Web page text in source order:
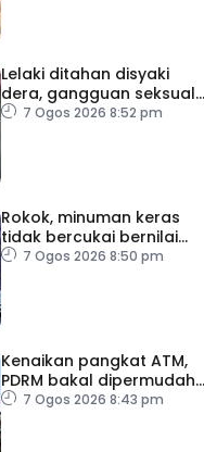
Lelaki ditahan disyaki
dera, gangguan seksual
dua anak kandung
7 Ogos 2026 8:52 pm
Rokok, minuman keras
tidak bercukai bernilai
lebih RM64,000 dirampas
7 Ogos 2026 8:50 pm
Kenaikan pangkat ATM,
PDRM bakal dipermudah,
dipercepat
7 Ogos 2026 8:43 pm